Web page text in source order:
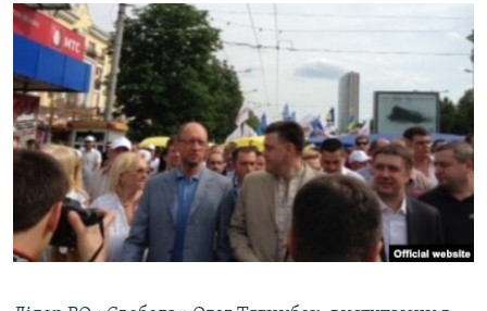
ВСЕ ЗА ДЕНЬ
СПЕЦПРОЕКТИ
ДЕПОРТАЦІЯ
ВІДЕОУРОКИ «ELIFBE»
СВІДЧЕННЯ ОКУПАЦІЇ
УКРАЇНСЬКА ПРОБЛЕМА КРИМУ
ІНФОГРАФІКА
ЯК ОБІЙТИ БЛОКУВАННЯ
Русский
Qırımtatar
ДОЛУЧАЙСЯ!